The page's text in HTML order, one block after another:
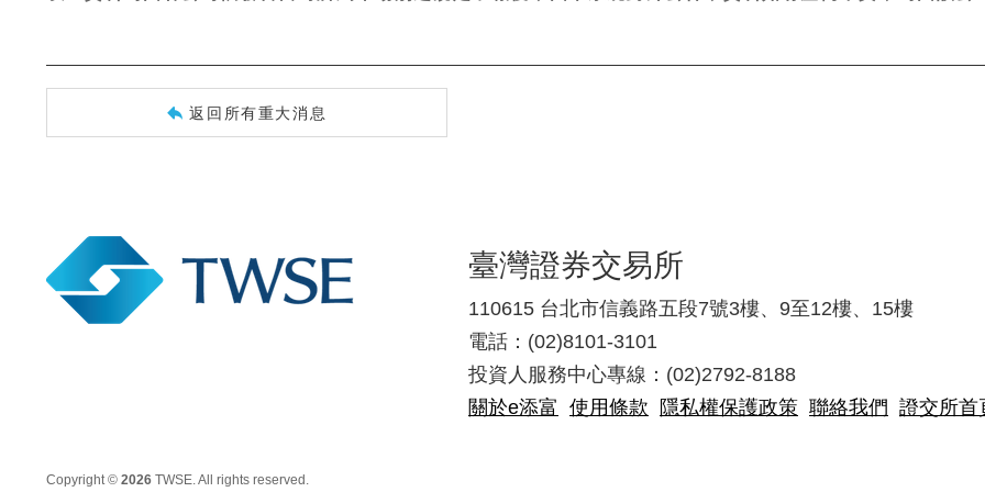
返回所有重大消息
臺灣證券交易所
110615 台北市信義路五段7號3樓、9至12樓、15樓
電話：(02)8101-3101
投資人服務中心專線：(02)2792-8188
關於e添富 使用條款 隱私權保護政策 聯絡我們 證交所首
Copyright © 2026 TWSE. All rights reserved.